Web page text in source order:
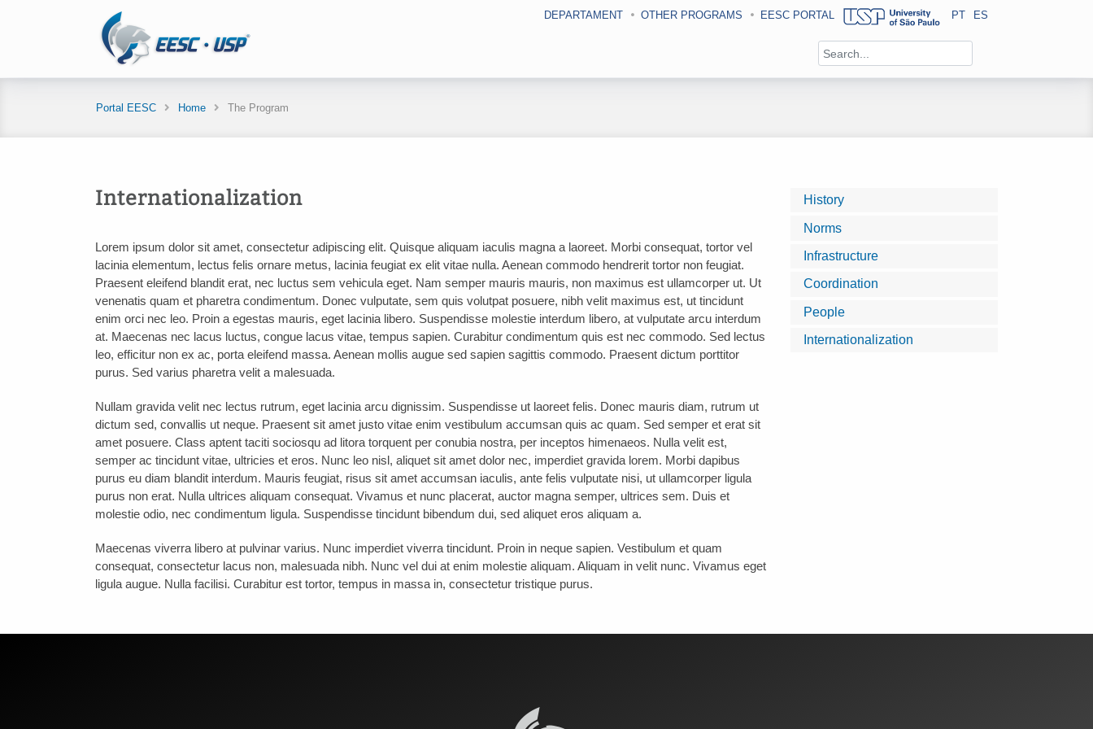
DEPARTAMENT OTHER PROGRAMS EESC PORTAL PT ES
Portal EESC Home The Program
History
Norms
Infrastructure
Coordination
People
Internationalization
Internationalization
Lorem ipsum dolor sit amet, consectetur adipiscing elit. Quisque aliquam iaculis magna a laoreet. Morbi consequat, tortor vel
lacinia elementum, lectus felis ornare metus, lacinia feugiat ex elit vitae nulla. Aenean commodo hendrerit tortor non feugiat.
Praesent eleifend blandit erat, nec luctus sem vehicula eget. Nam semper mauris mauris, non maximus est ullamcorper ut. Ut
venenatis quam et pharetra condimentum. Donec vulputate, sem quis volutpat posuere, nibh velit maximus est, ut tincidunt
enim orci nec leo. Proin a egestas mauris, eget lacinia libero. Suspendisse molestie interdum libero, at vulputate arcu interdum
at. Maecenas nec lacus luctus, congue lacus vitae, tempus sapien. Curabitur condimentum quis est nec commodo. Sed lectus
leo, efficitur non ex ac, porta eleifend massa. Aenean mollis augue sed sapien sagittis commodo. Praesent dictum porttitor
purus. Sed varius pharetra velit a malesuada.
Nullam gravida velit nec lectus rutrum, eget lacinia arcu dignissim. Suspendisse ut laoreet felis. Donec mauris diam, rutrum ut
dictum sed, convallis ut neque. Praesent sit amet justo vitae enim vestibulum accumsan quis ac quam. Sed semper et erat sit
amet posuere. Class aptent taciti sociosqu ad litora torquent per conubia nostra, per inceptos himenaeos. Nulla velit est,
semper ac tincidunt vitae, ultricies et eros. Nunc leo nisl, aliquet sit amet dolor nec, imperdiet gravida lorem. Morbi dapibus
purus eu diam blandit interdum. Mauris feugiat, risus sit amet accumsan iaculis, ante felis vulputate nisi, ut ullamcorper ligula
purus non erat. Nulla ultrices aliquam consequat. Vivamus et nunc placerat, auctor magna semper, ultrices sem. Duis et
molestie odio, nec condimentum ligula. Suspendisse tincidunt bibendum dui, sed aliquet eros aliquam a.
Maecenas viverra libero at pulvinar varius. Nunc imperdiet viverra tincidunt. Proin in neque sapien. Vestibulum et quam
consequat, consectetur lacus non, malesuada nibh. Nunc vel dui at enim molestie aliquam. Aliquam in velit nunc. Vivamus eget
ligula augue. Nulla facilisi. Curabitur est tortor, tempus in massa in, consectetur tristique purus.